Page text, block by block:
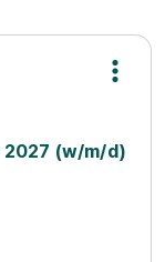
(w/m/d)